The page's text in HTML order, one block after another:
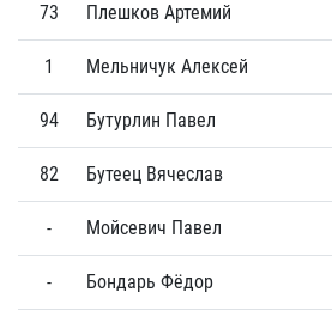
73 Плешков Артемий
1 Мельничук Алексей
94 Бутурлин Павел
82 Бутеец Вячеслав
- Мойсевич Павел
- Бондарь Фёдор